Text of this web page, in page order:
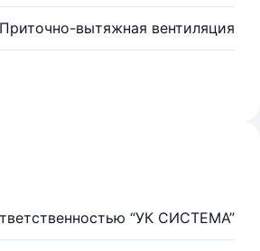
Приточно-вытяжная вентиляция
“УК СИСТЕМА”